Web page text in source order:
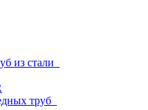
из стали
труб